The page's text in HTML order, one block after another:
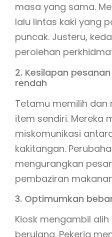
masa yang sama.
lalu lintas kaki yang
puncak. Justeru,
perolehan
2. Kesilapan
rendah
Tetamu memilih dan
item sendiri. Mereka
miskomunikasi
kakitangan.
mengurangkan
pembaziran
3. Optimumkan
Kiosk mengambil
berulang. Pekerja